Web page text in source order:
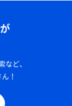
ど、
！